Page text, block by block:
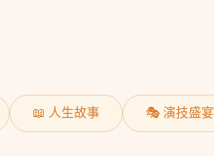
📖 人生故事 🎭 演技盛宴